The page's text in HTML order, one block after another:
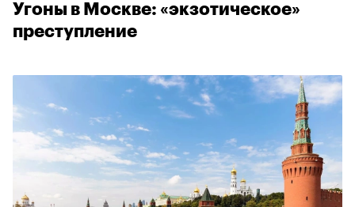
Угоны в Москве: «экзотическое»
преступление